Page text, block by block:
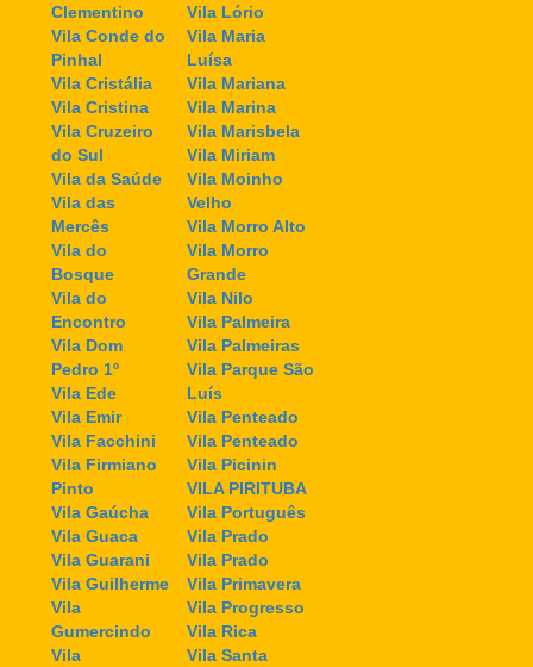
Clementino
Vila Conde do
Pinhal
Vila Cristália
Vila Cristina
Vila Cruzeiro
do Sul
Vila da Saúde
Vila das
Mercês
Vila do
Bosque
Vila do
Encontro
Vila Dom
Pedro 1º
Vila Ede
Vila Emir
Vila Facchini
Vila Firmiano
Pinto
Vila Gaúcha
Vila Guaca
Vila Guarani
Vila Guilherme
Vila
Gumercindo
Vila
Vila Lório
Vila Maria
Luísa
Vila Mariana
Vila Marina
Vila Marisbela
Vila Miriam
Vila Moinho
Velho
Vila Morro Alto
Vila Morro
Grande
Vila Nilo
Vila Palmeira
Vila Palmeiras
Vila Parque São
Luís
Vila Penteado
Vila Penteado
Vila Picinin
VILA PIRITUBA
Vila Português
Vila Prado
Vila Prado
Vila Primavera
Vila Progresso
Vila Rica
Vila Santa